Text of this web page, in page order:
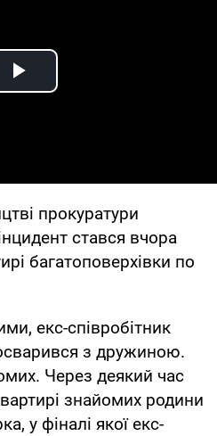
Play Video
прокуратури
стався вчора
багатоповерхівки по
екс-співробітник
з дружиною.
Через деякий час
знайомих родини
у фіналі якої екс-